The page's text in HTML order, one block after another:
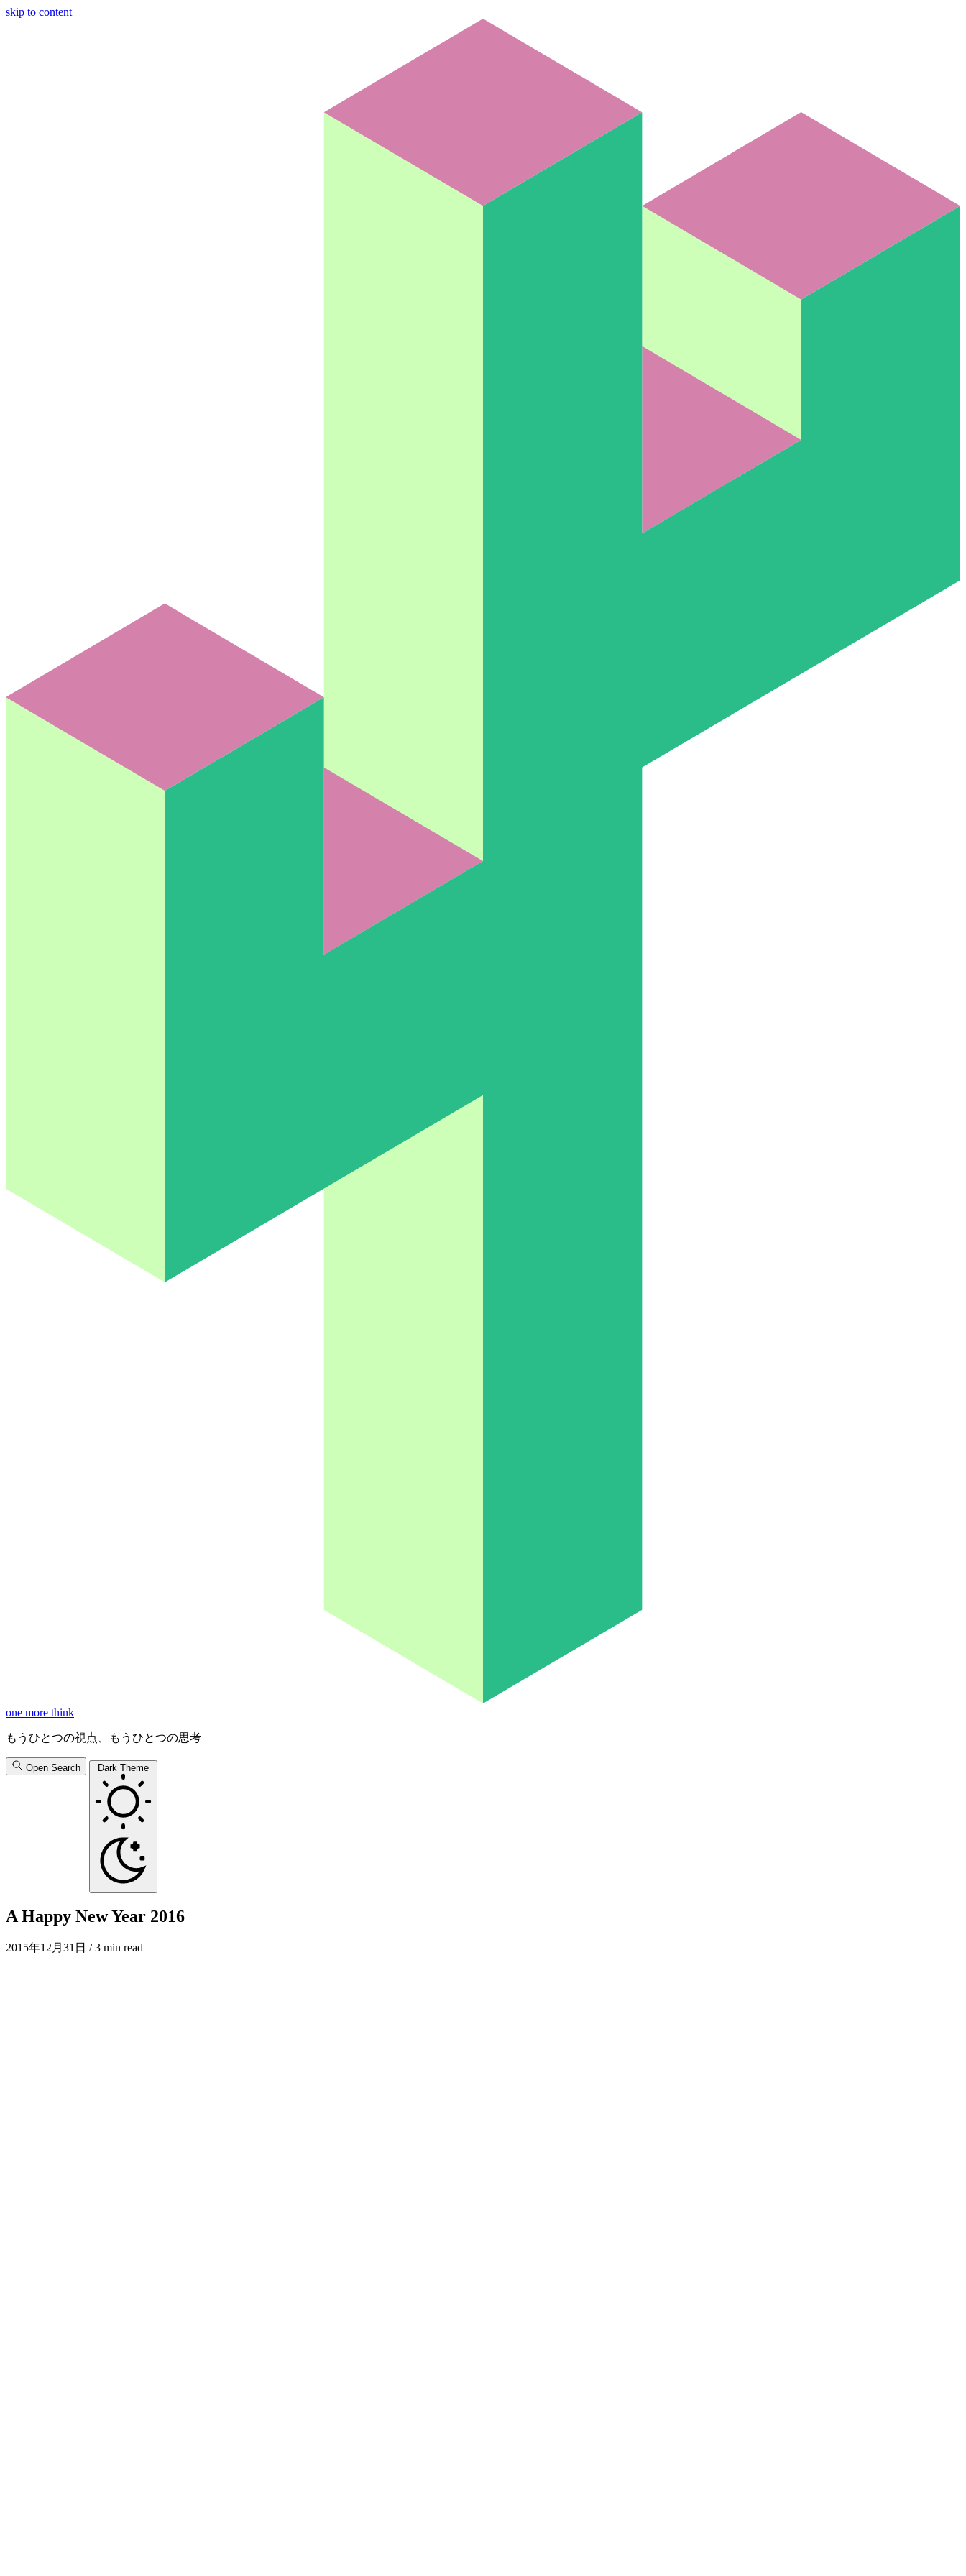
skip to content
one more think
もうひとつの視点、もうひとつの思考
Open Search Dark Theme
A Happy New Year 2016
2015年12月31日 / 3 min read